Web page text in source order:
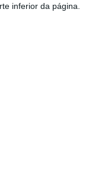
inferior da página.
“relação de